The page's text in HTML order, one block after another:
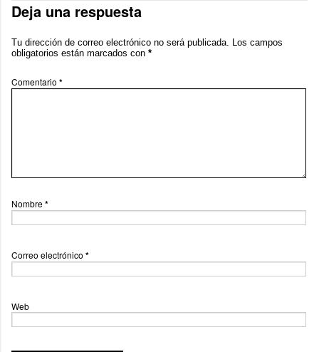
Deja una respuesta
Tu dirección de correo electrónico no será publicada. Los campos
obligatorios están marcados con *
Comentario *
Nombre*
Correo electrónico *
Web